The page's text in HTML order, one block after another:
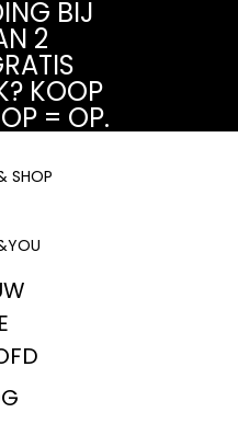
BIJ
2
KOOP
= OP.
SHOP